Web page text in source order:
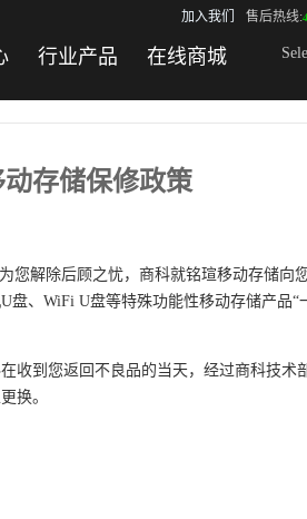
行业产品 在线商城
加入我们 售后热线:
存储保修政策
您解除后顾之忧，商科就铭瑄移动存储向
、WiFi U盘等特殊功能性移动存储产品“
到您返回不良品的当天，经过商科技术
换。